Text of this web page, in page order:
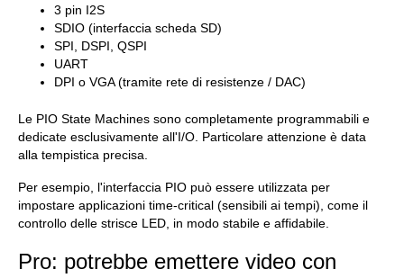
3 pin I2S
SDIO (interfaccia scheda SD)
SPI, DSPI, QSPI
UART
DPI o VGA (tramite rete di resistenze / DAC)
Le PIO State Machines sono completamente programmabili e
dedicate esclusivamente all'I/O. Particolare attenzione è data
alla tempistica precisa.
Per esempio, l'interfaccia PIO può essere utilizzata per
impostare applicazioni time-critical (sensibili ai tempi), come il
controllo delle strisce LED, in modo stabile e affidabile.
Pro: potrebbe emettere video con